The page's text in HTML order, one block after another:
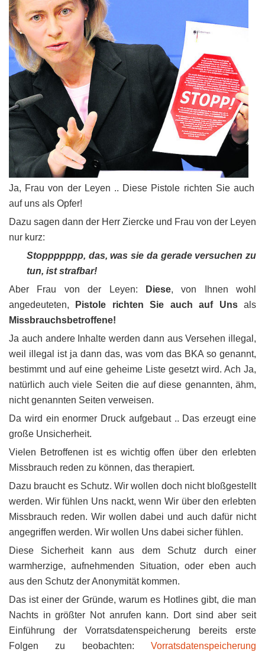
Ja, Frau von der Leyen .. Diese Pistole richten Sie auch
auf uns als Opfer!
Dazu sagen dann der Herr Ziercke und Frau von der Leyen
nur kurz:
Stoppppppp, das, was sie da gerade versuchen zu
tun, ist strafbar!
Aber Frau von der Leyen: Diese, von Ihnen wohl
angedeuteten, Pistole richten Sie auch auf Uns als
Missbrauchsbetroffene!
Ja auch andere Inhalte werden dann aus Versehen illegal,
weil illegal ist ja dann das, was vom das BKA so genannt,
bestimmt und auf eine geheime Liste gesetzt wird. Ach Ja,
natürlich auch viele Seiten die auf diese genannten, ähm,
nicht genannten Seiten verweisen.
Da wird ein enormer Druck aufgebaut .. Das erzeugt eine
große Unsicherheit.
Vielen Betroffenen ist es wichtig offen über den erlebten
Missbrauch reden zu können, das therapiert.
Dazu braucht es Schutz. Wir wollen doch nicht bloßgestellt
werden. Wir fühlen Uns nackt, wenn Wir über den erlebten
Missbrauch reden. Wir wollen dabei und auch dafür nicht
angegriffen werden. Wir wollen Uns dabei sicher fühlen.
Diese Sicherheit kann aus dem Schutz durch einer
warmherzige, aufnehmenden Situation, oder eben auch
aus den Schutz der Anonymität kommen.
Das ist einer der Gründe, warum es Hotlines gibt, die man
Nachts in größter Not anrufen kann. Dort sind aber seit
Einführung der Vorratsdatenspeicherung bereits erste
Folgen zu beobachten: Vorratsdatenspeicherung